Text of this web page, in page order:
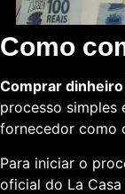
Como
Comprar dinheiro
processo simples
fornecedor como
Para iniciar o
oficial do La